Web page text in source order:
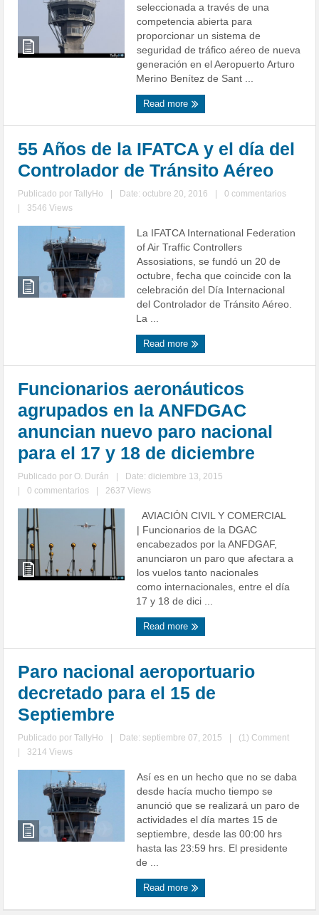
seleccionada a través de una
competencia abierta para
proporcionar un sistema de
seguridad de tráfico aéreo de nueva
generación en el Aeropuerto Arturo
Merino Benítez de Sant ...
Read more
55 Años de la IFATCA y el día del
Controlador de Tránsito Aéreo
Publicado porTallyHo Date: octubre 20, 2016
0 commentarios
3546 Views
La IFATCA International Federation
of Air Traffic Controllers
Assosiations, se fundó un 20 de
octubre, fecha que coincide con la
celebración del Día Internacional
del Controlador de Tránsito Aéreo.
La ...
Read more
Funcionarios aeronáuticos
agrupados en la ANFDGAC
anuncian nuevo paro nacional
para el 17 y 18 de diciembre
Publicado porO. Durán
Date: diciembre 13, 2015
0 commentarios 2637 Views
AVIACIÓN CIVIL Y COMERCIAL
| Funcionarios de la DGAC
encabezados por la ANFDGAF,
anunciaron un paro que afectara a
los vuelos tanto nacionales
como internacionales, entre el día
17 y 18 de dici ...
Read more
Paro nacional aeroportuario
decretado para el 15 de
Septiembre
Publicado porTallyHo Date: septiembre 07, 2015
(1) Comment
3214 Views
Así es en un hecho que no se daba
desde hacía mucho tiempo se
anunció que se realizará un paro de
actividades el día martes 15 de
septiembre, desde las 00:00 hrs
hasta las 23:59 hrs. El presidente
de ...
Read more